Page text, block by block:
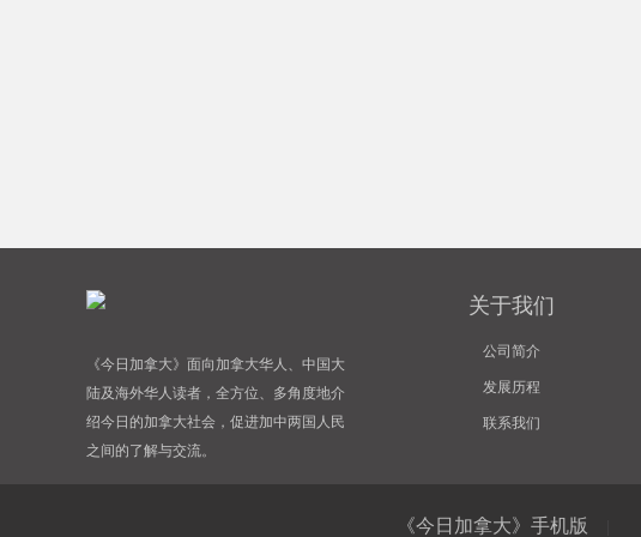
《今日加拿大》面向加拿大华人、中国大
陆及海外华人读者，全方位、多角度地介
绍今日的加拿大社会，促进加中两国人民
之间的了解与交流。
关于我们
公司简介
发展历程
联系我们
《今日加拿大》手机版